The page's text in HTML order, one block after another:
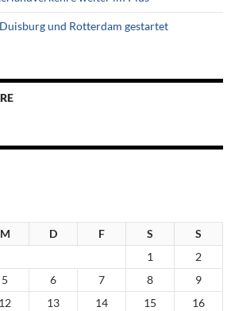
Duisburg und Rotterdam gestartet
M D F S
S
1
2
5 6 7 8
9
12 13 14 15
16